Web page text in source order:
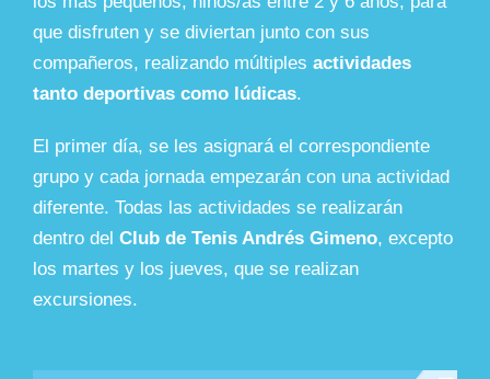
que disfruten y se diviertan junto con sus
compañeros, realizando múltiples actividades
tanto deportivas como lúdicas.
El primer día, se les asignará el correspondiente
grupo y cada jornada empezarán con una actividad
diferente. Todas las actividades se realizarán
dentro del Club de Tenis Andrés Gimeno, excepto
los martes y los jueves, que se realizan
excursiones.